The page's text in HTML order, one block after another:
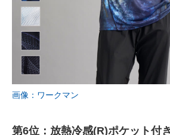
画像：ワークマン
第6位：放熱冷感(R)ポケット付